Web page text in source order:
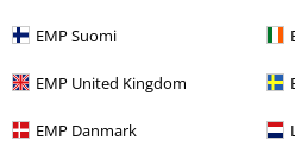
EMP Suomi
EMP United Kingdom
EMP Danmark
Mehr Kategorien. Mehr